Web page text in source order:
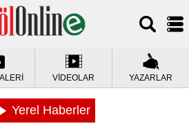
VİDEOLAR YAZARLAR
Yerel Haberler